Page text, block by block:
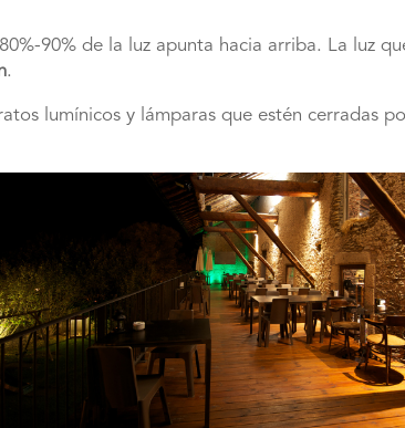
90% de la luz apunta hacia arriba. La luz
.
lumínicos y lámparas que estén cerradas